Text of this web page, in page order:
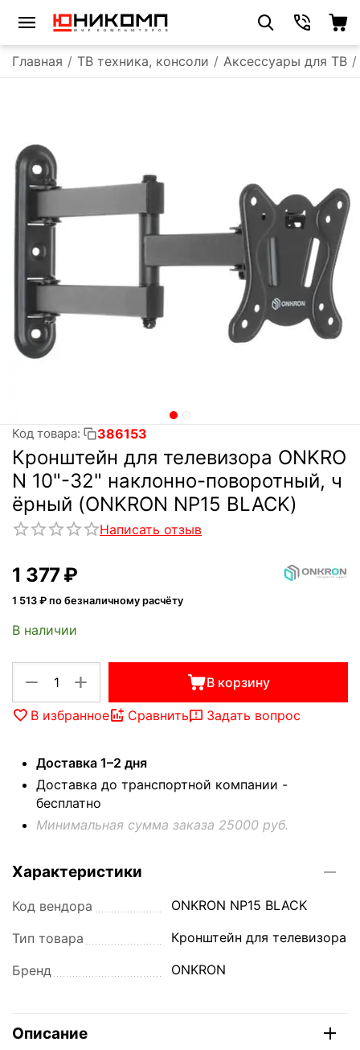
Главная / ТВ техника, консоли / Аксессуары для ТВ /
Код товара: 386153
Кронштейн для телевизора ONKRO
N 10"-32" наклонно-поворотный, ч
ёрный (ONKRON NP15 BLACK)
Написать отзыв
1 377₽
1 513 ₽ по безналичному расчёту
В наличии
+
− В корзину
В избранное Сравнить Задать вопрос
Доставка 1–2 дня
Доставка до транспортной компании -
бесплатно
Минимальная сумма заказа 25000 руб.
Характеристики
Код вендора ONKRON NP15 BLACK
Тип товара Кронштейн для телевизора
Бренд ONKRON
Описание